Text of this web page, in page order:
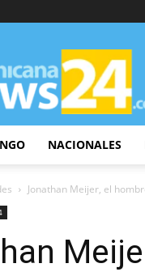
NACIONALES
Jonathan Meijer, el